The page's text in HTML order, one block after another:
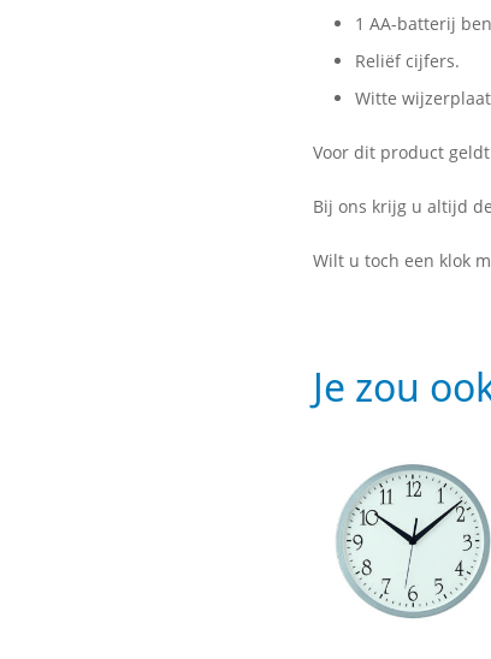
1 AA-batterij
Reliëf cijfers.
Witte
Voor dit product
Bij ons krijg u altijd
Wilt u toch een klok
Je zou